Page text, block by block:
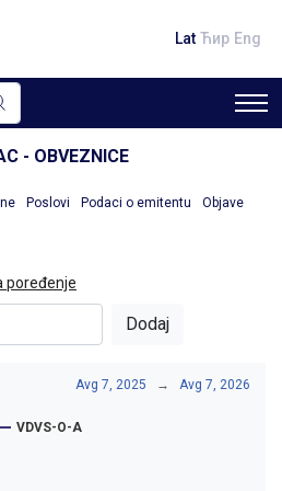
Lat Ћир Eng
- OBVEZNICE
Poslovi Podaci o emitentu Objave
poređenje
Dodaj
Avg 7, 2025 → Avg 7, 2026
VDVS-O-A